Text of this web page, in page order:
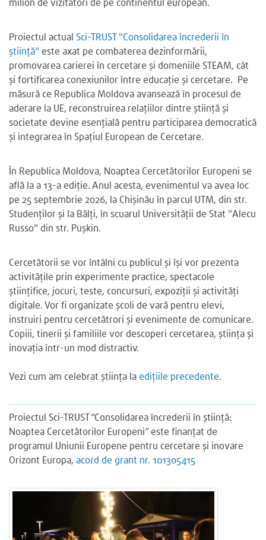
milion de vizitatori de pe continentul european.
Proiectul actual Sci-TRUST "Сonsolidarea încrederii în
știință" este axat pe combaterea dezinformării,
promovarea carierei în cercetare și domeniile STEAM, cât
și fortificarea conexiunilor între educație și cercetare. Pe
măsură ce Republica Moldova avansează în procesul de
aderare la UE, reconstruirea relațiilor dintre știință și
societate devine esențială pentru participarea democratică
și integrarea în Spațiul European de Cercetare.
În Republica Moldova, Noaptea Cercetătorilor Europeni se
află la a 13-a ediție. Anul acesta, evenimentul va avea loc
pe 25 septembrie 2026, la Chișinău în parcul UTM, din str.
Studenților și la Bălți, în scuarul Universității de Stat "Alecu
Russo" din str. Pușkin.
Cercetătorii se vor întâlni cu publicul și își vor prezenta
activitățile prin experimente practice, spectacole
științifice, jocuri, teste, concursuri, expoziții și activități
digitale. Vor fi organizate școli de vară pentru elevi,
instruiri pentru cercetătrori și evenimente de comunicare.
Copiii, tinerii și familiile vor descoperi cercetarea, știința și
inovația într-un mod distractiv.
Vezi cum am celebrat știința laedițiile precedente.
Proiectul Sci-TRUST “Consolidarea încrederii în știință:
Noaptea Cercetătorilor Europeni” este finanțat de
programul Uniunii Europene pentru cercetare și inovare
Orizont Europa, acord de grant nr. 101305415